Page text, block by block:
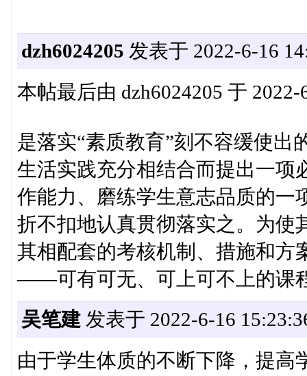
dzh6024205 发表于 2022-6-16
本帖最后由 dzh6024205 于 2022-
是落实“素质教育”刻不容缓使出
生活实践充分相结合而提出一项
作能力、磨练学生意志品质的
折不扣地认真贯彻落实之。为使
其相配套的考核机制、措施和方
——可有可无、可上可不上的课
吴笔建发表于 2022-6-16
由于学生体质的不断下降，提高